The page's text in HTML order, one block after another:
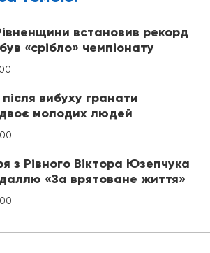
встановив рекорд
«срібло» чемпіонату
вибуху гранати
молодих людей
з Рівного Віктора Юзепчука
«За врятоване життя»